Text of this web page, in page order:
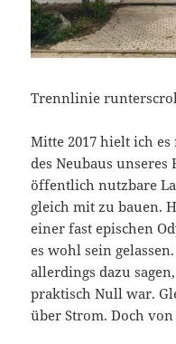
Trennlinie
Mitte 2017 hielt ich
des Neubaus unseres
öffentlich nutzbare
gleich mit zu bauen.
einer fast epischen
es wohl sein
allerdings dazu
praktisch Null war.
über Strom. Doch